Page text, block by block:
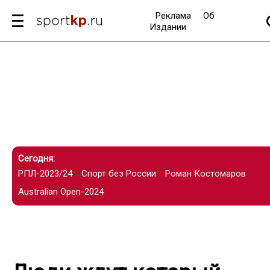
Реклама
Об
Издании
Сегодня:
РПЛ-2023/24
Спорт без России
Роман Костомаров
Australian Open-2024